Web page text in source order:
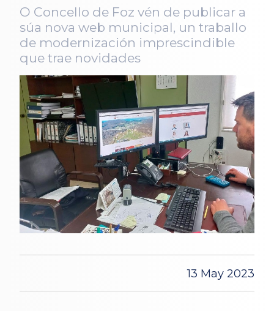
O Concello de Foz vén de publicar a
súa nova web municipal, un traballo
de modernización imprescindible
que trae novidades
13 May 2023